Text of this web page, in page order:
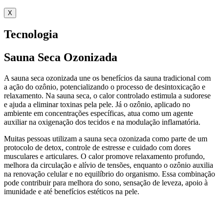
X
Tecnologia
Sauna Seca Ozonizada
A sauna seca ozonizada une os benefícios da sauna tradicional com
a ação do ozônio, potencializando o processo de desintoxicação e
relaxamento. Na sauna seca, o calor controlado estimula a sudorese
e ajuda a eliminar toxinas pela pele. Já o ozônio, aplicado no
ambiente em concentrações específicas, atua como um agente
auxiliar na oxigenação dos tecidos e na modulação inflamatória.
Muitas pessoas utilizam a sauna seca ozonizada como parte de um
protocolo de detox, controle de estresse e cuidado com dores
musculares e articulares. O calor promove relaxamento profundo,
melhora da circulação e alívio de tensões, enquanto o ozônio auxilia
na renovação celular e no equilíbrio do organismo. Essa combinação
pode contribuir para melhora do sono, sensação de leveza, apoio à
imunidade e até benefícios estéticos na pele.